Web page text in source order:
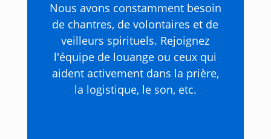
Nous avons constamment besoin
de chantres, de volontaires et de
veilleurs spirituels. Rejoignez
l'équipe de louange ou ceux qui
aident activement dans la prière,
la logistique, le son, etc.